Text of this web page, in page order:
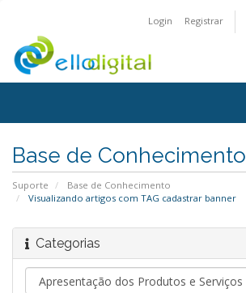
Login Registrar
Base de Conhecimento
Suporte
Base de Conhecimento
Visualizando artigos com TAG cadastrar banner
Categorias